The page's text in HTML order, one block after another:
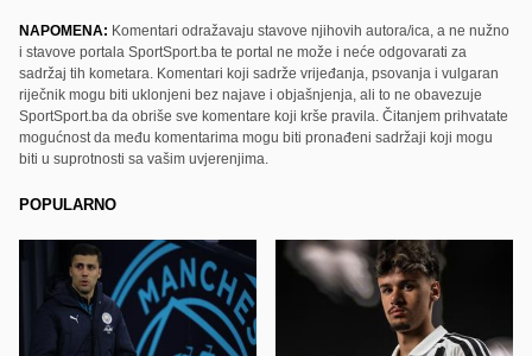
NAPOMENA: Komentari odražavaju stavove njihovih autora/ica, a ne nužno
i stavove portala SportSport.ba te portal ne može i neće odgovarati za
sadržaj tih kometara. Komentari koji sadrže vrijeđanja, psovanja i vulgaran
riječnik mogu biti uklonjeni bez najave i objašnjenja, ali to ne obavezuje
SportSport.ba da obriše sve komentare koji krše pravila. Čitanjem prihvatate
mogućnost da među komentarima mogu biti pronađeni sadržaji koji mogu
biti u suprotnosti sa vašim uvjerenjima.
POPULARNO